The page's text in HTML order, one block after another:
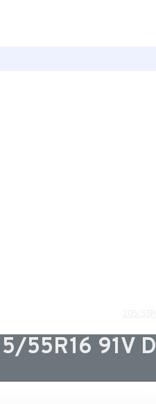
55R16 91V